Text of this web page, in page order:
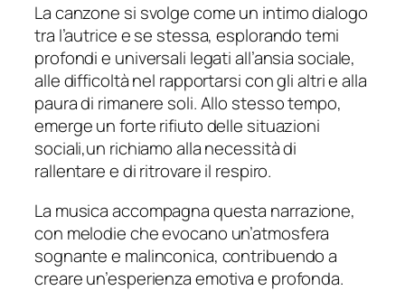
La canzone si svolge come un intimo dialogo
tra l’autrice e se stessa, esplorando temi
profondi e universali legati all’ansia sociale,
alle difficoltà nel rapportarsi con gli altri e alla
paura di rimanere soli. Allo stesso tempo,
emerge un forte rifiuto delle situazioni
sociali,un richiamo alla necessità di
rallentare e di ritrovare il respiro.
La musica accompagna questa narrazione,
con melodie che evocano un’atmosfera
sognante e malinconica, contribuendo a
creare un’esperienza emotiva e profonda.